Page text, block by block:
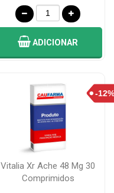
ADICIONAR
Vitalia Xr Ache 48 Mg 30
Comprimidos